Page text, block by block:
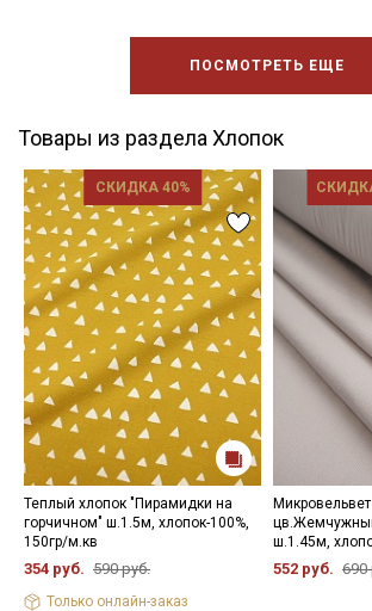
ПОСМОТРЕТЬ ЕЩЕ
Товары из раздела Хлопок
СКИДКА 40%
Теплый хлопок "Пирамидки на
горчичном" ш.1.5м, хлопок-100%,
150гр/м.кв
354 руб. 590 руб.
Только онлайн-заказ
ш.1.45м,
552 руб. 690